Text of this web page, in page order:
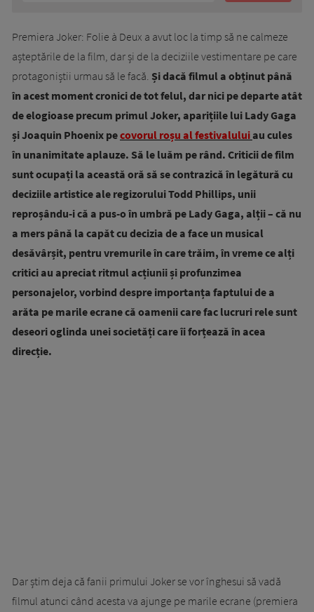
Premiera Joker: Folie à Deux a avut loc la timp să ne calmeze
așteptările de la film, dar și de la deciziile vestimentare pe care
protagoniștii urmau să le facă. Și dacă filmul a obținut până
în acest moment cronici de tot felul, dar nici pe departe atât
de elogioase precum primul Joker, aparițiile lui Lady Gaga
și Joaquin Phoenix pecovorul roșu al festivalului au cules
în unanimitate aplauze. Să le luăm pe rând. Criticii de film
sunt ocupați la această oră să se contrazică în legătură cu
deciziile artistice ale regizorului Todd Phillips, unii
reproșându-i că a pus-o în umbră pe Lady Gaga, alții – că nu
a mers până la capăt cu decizia de a face un musical
desăvârșit, pentru vremurile în care trăim, în vreme ce alți
critici au apreciat ritmul acțiunii și profunzimea
personajelor, vorbind despre importanța faptului de a
arăta pe marile ecrane că oamenii care fac lucruri rele sunt
deseori oglinda unei societăți care îi forțează în acea
direcție.
Dar știm deja că fanii primului Joker se vor înghesui să vadă
filmul atunci când acesta va ajunge pe marile ecrane (premiera